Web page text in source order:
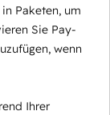
Paketen, um
Sie Pay-
wenn
Ihrer